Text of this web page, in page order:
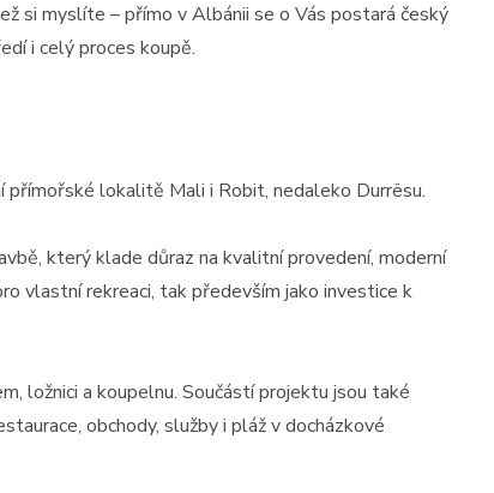
si myslíte – přímo v Albánii se o Vás postará český
i celý proces koupě.
lokalitě Mali i Robit, nedaleko Durrësu.
který klade důraz na kvalitní provedení, moderní
vlastní rekreaci, tak především jako investice k
ložnici a koupelnu. Součástí projektu jsou také
obchody, služby i pláž v docházkové